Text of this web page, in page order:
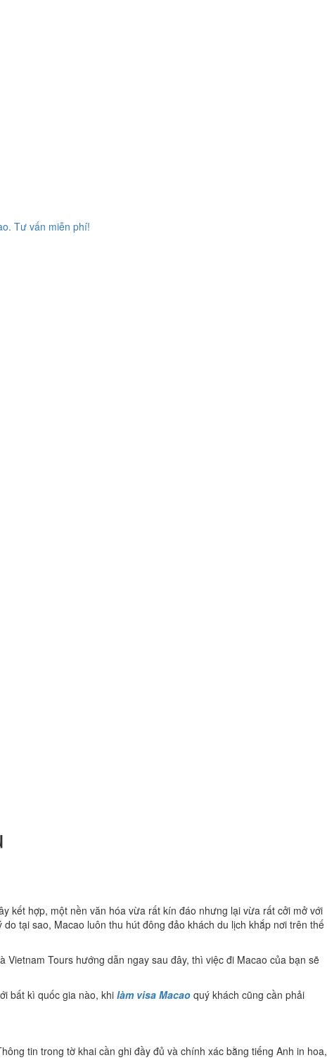
Tư vấn miễn phí!
kết hợp, một nền văn hóa vừa rất kín đáo nhưng lại vừa rất cởi mở với
tại sao, Macao luôn thu hút đông đảo khách du lịch khắp nơi trên thế
Tours hướng dẫn ngay sau đây, thì việc đi Macao của bạn sẽ
bất kì quốc gia nào, khi làm visa Macao quý khách cũng cần phải
tin trong tờ khai cần ghi đầy đủ và chính xác bằng tiếng Anh in hoa,